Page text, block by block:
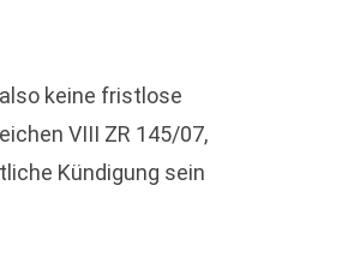
keine fristlose
VIII ZR 145/07,
Kündigung sein